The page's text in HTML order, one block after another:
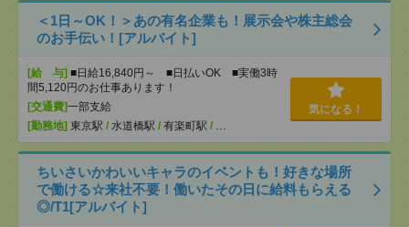
＜1日～OK！＞あの有名企業も！展示会や株主総会
のお手伝い！[アルバイト]
[給 与] ■日給16,840円～ ■日払いOK ■実働3時
間5,120円のお仕事あります！
[交通費]一部支給
[勤務地] 東京駅 / 水道橋駅 / 有楽町駅 / …
気になる！
ちいさいかわいいキャラのイベントも！好きな場所
で働ける☆来社不要！働いたその日に給料もらえる
◎/T1[アルバイト]